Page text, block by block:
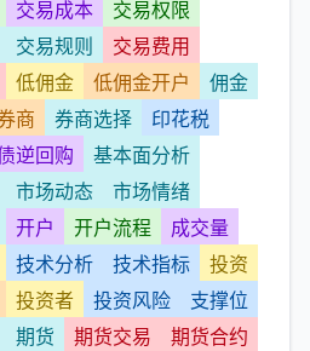
交易成本
交易权限
交易规则
交易费用
低佣金 低佣金开户
佣金
商 券商选择
印花税
逆回购
基本面分析
市场动态
市场情绪
开户 开户流程
成交量
技术分析 技术指标
投资
投资者 投资风险
支撑位
期货 期货交易
期货合约